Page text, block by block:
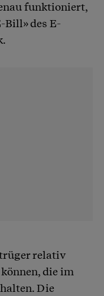
funktioniert,
des E-
relativ
die im
Die